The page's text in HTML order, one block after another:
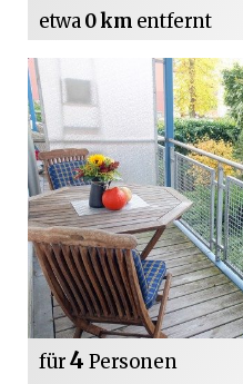
etwa0 km entfernt
für4 Personen